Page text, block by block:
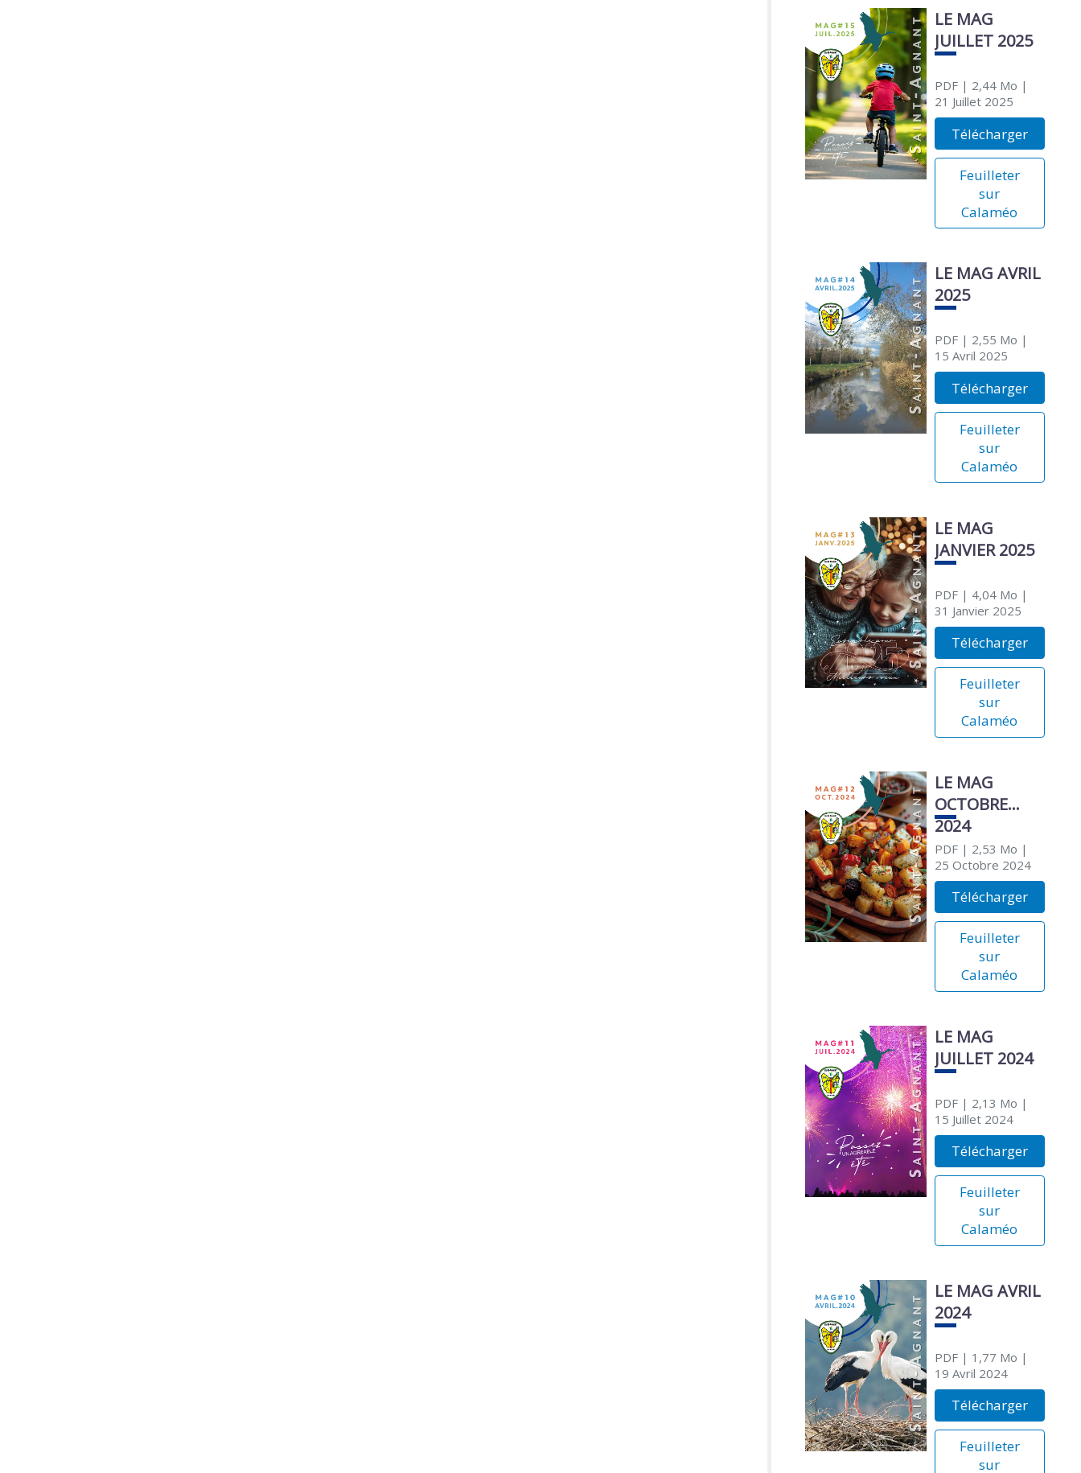
LE MAG
JUILLET 2025
PDF| 2,44 Mo |
21 Juillet 2025
Télécharger
Feuilleter
sur
Calaméo
LE MAG AVRIL
2025
PDF| 2,55 Mo |
15 Avril 2025
Télécharger
Feuilleter
sur
Calaméo
LE MAG
JANVIER 2025
PDF| 4,04 Mo |
31 Janvier 2025
Télécharger
Feuilleter
sur
Calaméo
LE MAG
OCTOBRE
2024
PDF| 2,53 Mo |
25 Octobre 2024
Télécharger
Feuilleter
sur
Calaméo
LE MAG
JUILLET 2024
PDF| 2,13 Mo |
15 Juillet 2024
Télécharger
Feuilleter
sur
Calaméo
LE MAG AVRIL
2024
PDF| 1,77 Mo |
19 Avril 2024
Télécharger
Feuilleter
sur